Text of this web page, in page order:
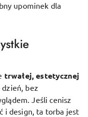
upominek dla
trwałej, estetycznej
bez
Jeśli cenisz
i design, ta torba jest